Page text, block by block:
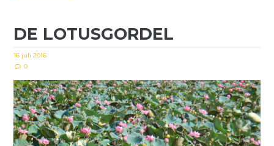
DE LOTUSGORDEL
16 juli 2016
0